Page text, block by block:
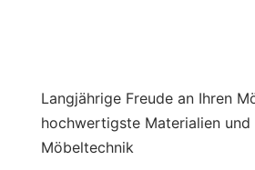
Langjährige Freude an Ihren
hochwertigste Materialien und
Möbeltechnik